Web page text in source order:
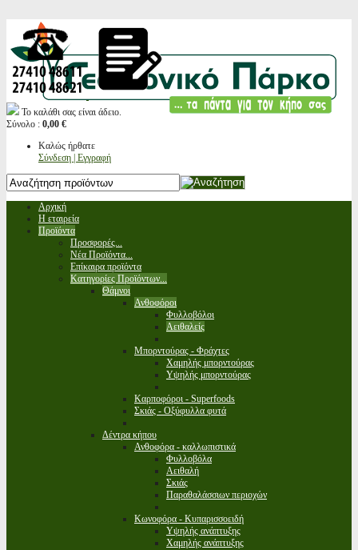
Το καλάθι σας είναι άδειο.
Σύνολο : 0,00 €
Καλώς ήρθατε
Σύνδεση | Εγγραφή
Αρχική
Η εταιρεία
Προϊόντα
Προσφορές...
Νέα Προϊόντα...
Επίκαιρα προϊόντα
Κατηγορίες Προϊόντων...
Θάμνοι
Ανθοφόροι
Φυλλοβόλοι
Αειθαλείς
Μπορντούρας - Φράχτες
Χαμηλής μπορντούρας
Υψηλής μπορντούρας
Καρποφόροι - Superfoods
Σκιάς - Οξύφυλλα φυτά
Δέντρα κήπου
Ανθοφόρα - καλλωπιστικά
Φυλλοβόλα
Αειθαλή
Σκιάς
Παραθαλάσσιων περιοχών
Κωνοφόρα - Κυπαρισσοειδή
Υψηλής ανάπτυξης
Χαμηλής ανάπτυξης